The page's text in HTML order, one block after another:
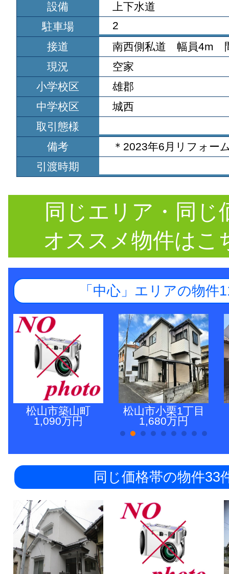
設備
上下水道
駐車場
2
接道
南西側私道 幅員4m
現況
空家
小学校区
雄郡
中学校区
城西
取引態様
備考
＊2023年6月リフォー
引渡時期
同じエリア・同じ
オススメ物件はこ
「中心」エリアの物件
松山市築山町
1,090万円
松山市小栗1丁目
1,680万円
同じ価格帯の物件33